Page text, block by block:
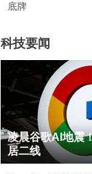
底牌
科技要闻
凌晨谷歌AI地震
居二线